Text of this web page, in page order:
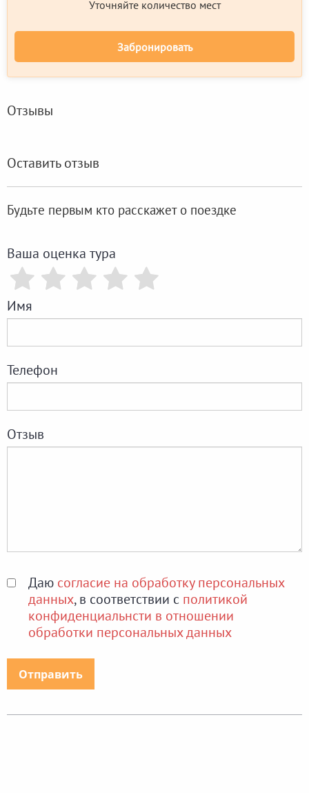
Уточняйте количество мест
Забронировать
Отзывы
Оставить отзыв
Будьте первым кто расскажет о поездке
Ваша оценка тура
Имя
Телефон
Отзыв
Даю согласие на обработку персональных
данных, в соответствии с политикой
конфиденциальнсти в отношении
обработки персональных данных